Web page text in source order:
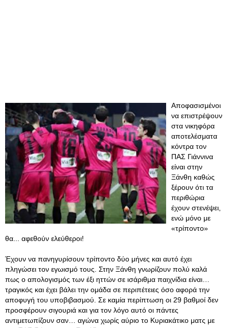
Αποφασισμένοι
να επιστρέψουν
στα νικηφόρα
αποτελέσματα
κόντρα τον
ΠΑΣ Γιάννινα
είναι στην
Ξάνθη καθώς
ξέρουν ότι τα
περιθώρια
έχουν στενέψει,
ενώ μόνο με
«τρίποντο»
θα... αφεθούν ελεύθεροι!
Έχουν να πανηγυρίσουν τρίποντο δύο μήνες και αυτό έχει
πληγώσει τον εγωισμό τους. Στην Ξάνθη γνωρίζουν πολύ καλά
πως ο απολογισμός των έξι ηττών σε ισάριθμα παιχνίδια είναι…
τραγικός και έχει βάλει την ομάδα σε περιπέτειες όσο αφορά την
αποφυγή του υποβιβασμού. Σε καμία περίπτωση οι 29 βαθμοί δεν
προσφέρουν σιγουριά και για τον λόγο αυτό οι πάντες
αντιμετωπίζουν σαν… αγώνα χωρίς αύριο το Κυριακάτικο ματς με